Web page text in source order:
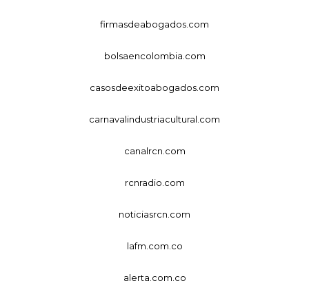
firmasdeabogados.com
bolsaencolombia.com
casosdeexitoabogados.com
carnavalindustriacultural.com
canalrcn.com
rcnradio.com
noticiasrcn.com
lafm.com.co
alerta.com.co